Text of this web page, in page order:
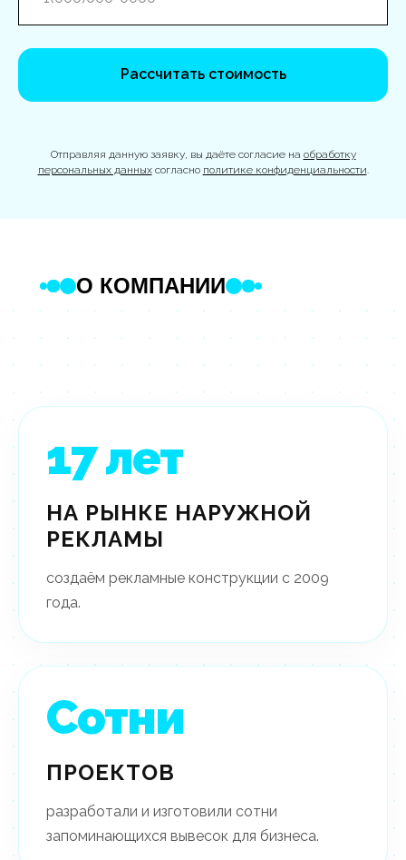
Рассчитать стоимость
Отправляя данную заявку, вы даёте согласие на обработку
персональных данныхсогласно политике конфиденциальности.
О КОМПАНИИ
17лет
НА РЫНКЕ НАРУЖНОЙ
РЕКЛАМЫ
создаём рекламные конструкции с 2009
года.
Сотни
ПРОЕКТОВ
разработали и изготовили сотни
запоминающихся вывесок для бизнеса.